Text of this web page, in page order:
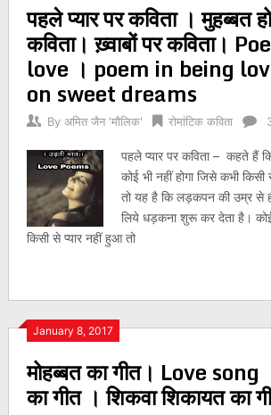
पहले प्यार पर कविता । मुहब्बत
कविता। ख़्वाबों पर कविता।
love । poem in being
on sweet dreams
By अमित जैन 'मौलिक' रोमांटिक कविता
पहले प्यार पर कविता – कहते हैं
कोई भी नहीं होगा जिसे कभी
तो यह है कि लड़कपन की उम्र से
लिये धड़कना शुरू कर देता है।
किसी से प्यार नहीं हुआ तो
January 8, 2017
मोहब्बत का गीत। Love
का गीत । शिकवा शिकायत का